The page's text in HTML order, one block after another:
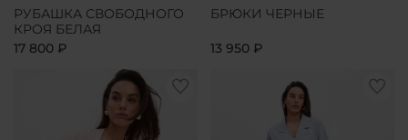
РУБАШКА СВОБОДНОГО
КРОЯ БЕЛАЯ
17 800 ₽
БРЮКИ ЧЕРНЫЕ
13 950 ₽